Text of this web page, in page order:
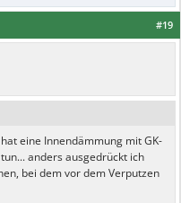
#19
eine Innendämmung mit GK-
anders ausgedrückt ich
bei dem vor dem Verputzen